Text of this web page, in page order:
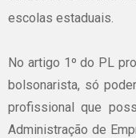
escolas estaduais.
No artigo 1º do PL
bolsonarista, só
profissional que
Administração de